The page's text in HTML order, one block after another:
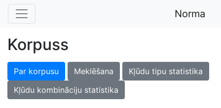
Norma
Korpuss
Par korpusu Meklēšana
Kļūdu tipu statistika
Kļūdu kombināciju statistika